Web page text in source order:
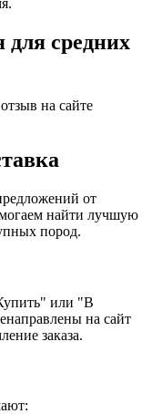
средних
на сайте
от
найти лучшую
пород.
или "В
на сайт
заказа.